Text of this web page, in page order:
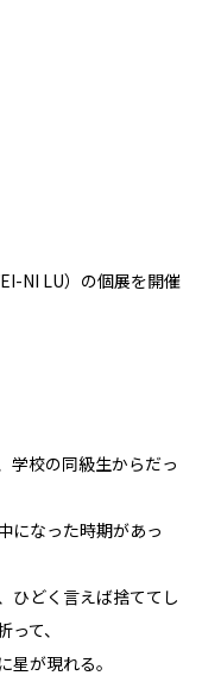
NI LU）の個展を開催
学校の同級生からだっ
になった時期があっ
ひどく言えば捨ててし
て、
が現れる。